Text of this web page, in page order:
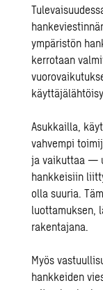
ympäristön
kerrotaan
Asukkailla,
vahvempi
ja vaikuttaa —
hankkeisiin
olla suuria.
luottamuksen,
rakentajana.
Myös
hankkeiden